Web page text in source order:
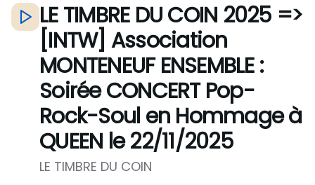
LE TIMBRE DU COIN 2025 =>
[INTW] Association
MONTENEUF ENSEMBLE :
Soirée CONCERT Pop-
Rock-Soul en Hommage à
QUEEN le 22/11/2025
LE TIMBRE DU COIN